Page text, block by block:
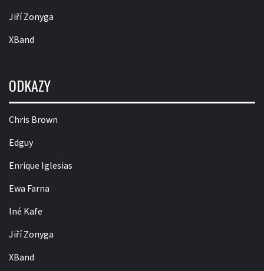
Jiří Zonyga
XBand
ODKAZY
Chris Brown
Edguy
Enrique Iglesias
Ewa Farna
Iné Kafe
Jiří Zonyga
XBand